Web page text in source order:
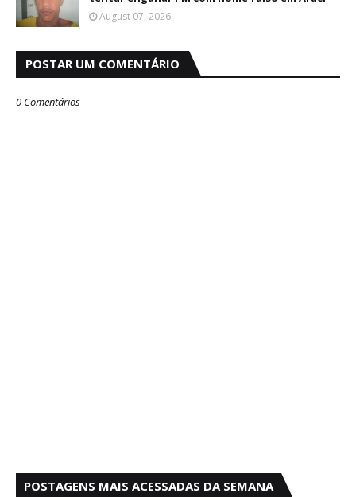
August 07, 2026
POSTAR UM COMENTÁRIO
0 Comentários
POSTAGENS MAIS ACESSADAS DA SEMANA